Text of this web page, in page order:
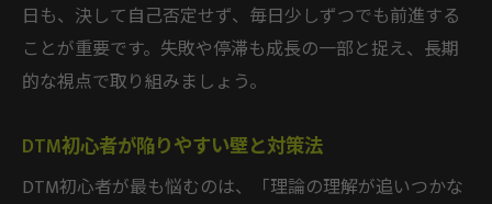
日も、決して自己否定せず、毎日少しずつでも前進する
ことが重要です。失敗や停滞も成長の一部と捉え、長期
的な視点で取り組みましょう。
DTM初心者が陥りやすい壁と対策法
DTM初心者が最も悩むのは、「理論の理解が追いつかな